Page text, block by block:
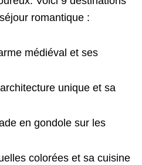
romantique :
médiéval et ses
unique et sa
en gondole sur les
colorées et sa cuisine